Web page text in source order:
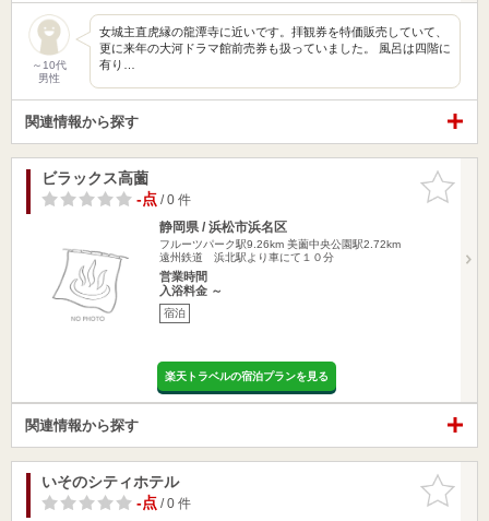
～10代
男性
女城主直虎縁の龍潭寺に近いです。拝観券を特価販売していて、
更に来年の大河ドラマ館前売券も扱っていました。 風呂は四階に
有り…
関連情報から探す
お気に入
りに追加
ビラックス高薗
-点/ 0 件
静岡県 / 浜松市浜名区
フルーツパーク駅9.26km 美薗中央公園駅2.72km
遠州鉄道 浜北駅より車にて１０分
営業時間
入浴料金 ～
宿泊
楽天トラベルの宿泊プランを見る
関連情報から探す
お気に入
りに追加
いそのシティホテル
-点/ 0 件